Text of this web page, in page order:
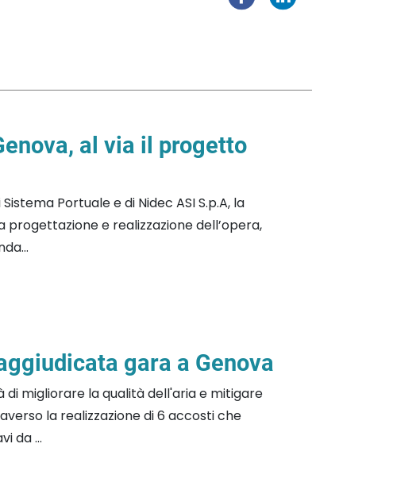
al via il progetto
Portuale e di Nidec ASI S.p.A, la
e realizzazione dell’opera,
gara a Genova
migliorare la qualità dell'aria e mitigare
la realizzazione di 6 accosti che
da ...